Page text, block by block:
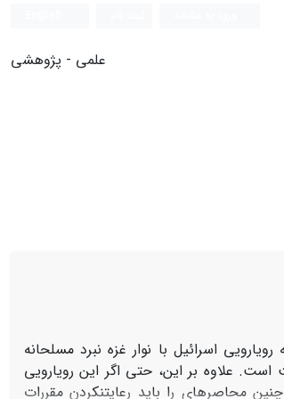
علمی - پژوهشی
اسرائیل با نوار غزه نبرد مسلحانه
علاوه بر این، حتی اگر این رویارویی
محاصره‏ای را باید رعایت‏نکردن مقررات